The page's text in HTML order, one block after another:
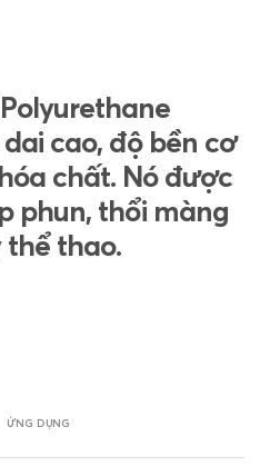
cao, độ bền cơ
chất. Nó được
phun, thổi màng
thể thao.
ỨNG DỤNG